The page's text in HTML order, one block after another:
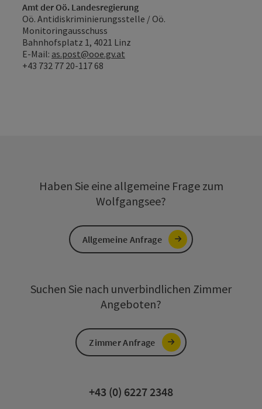
Amt der Oö. Landesregierung
Oö. Antidiskriminierungsstelle / Oö.
Monitoringausschuss
Bahnhofsplatz 1, 4021 Linz
E-Mail: as.post@ooe.gv.at
+43 732 77 20-117 68
Haben Sie eine allgemeine Frage zum
Wolfgangsee?
Allgemeine Anfrage
Suchen Sie nach unverbindlichen Zimmer
Angeboten?
Zimmer Anfrage
+43 (0) 6227 2348